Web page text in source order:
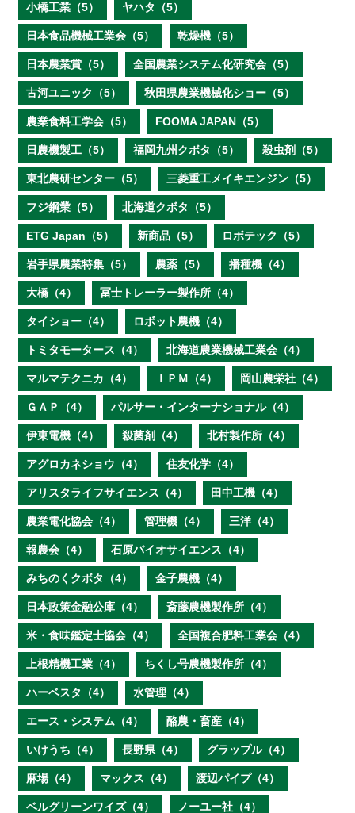
小橋工業（5） ヤハタ（5）
日本食品機械工業会（5） 乾燥機（5）
日本農業賞（5） 全国農業システム化研究会（5）
古河ユニック（5） 秋田県農業機械化ショー（5）
農業食料工学会（5） FOOMA JAPAN（5）
日農機製工（5） 福岡九州クボタ（5） 殺虫剤（5）
東北農研センター（5） 三菱重工メイキエンジン（5）
フジ鋼業（5） 北海道クボタ（5）
ETG Japan（5） 新商品（5） ロボテック（5）
岩手県農業特集（5） 農薬（5） 播種機（4）
大橋（4） 冨士トレーラー製作所（4）
タイショー（4） ロボット農機（4）
トミタモータース（4） 北海道農業機械工業会（4）
マルマテクニカ（4） ＩＰＭ（4） 岡山農栄社（4）
ＧＡＰ（4） パルサー・インターナショナル（4）
伊東電機（4） 殺菌剤（4） 北村製作所（4）
アグロカネショウ（4） 住友化学（4）
アリスタライフサイエンス（4） 田中工機（4）
農業電化協会（4） 管理機（4） 三洋（4）
報農会（4） 石原バイオサイエンス（4）
みちのくクボタ（4） 金子農機（4）
日本政策金融公庫（4） 斎藤農機製作所（4）
米・食味鑑定士協会（4） 全国複合肥料工業会（4）
上根精機工業（4） ちくし号農機製作所（4）
ハーベスタ（4） 水管理（4）
エース・システム（4） 酪農・畜産（4）
いけうち（4） 長野県（4） グラップル（4）
麻場（4） マックス（4） 渡辺パイプ（4）
ベルグリーンワイズ（4） ノーユー社（4）